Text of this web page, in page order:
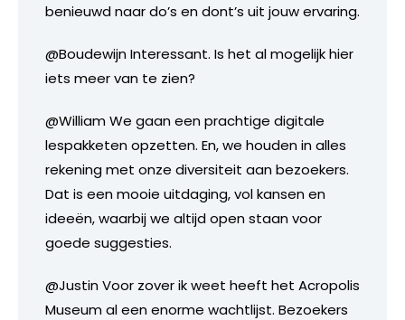
benieuwd naar do’s en dont’s uit jouw ervaring.
@Boudewijn Interessant. Is het al mogelijk hier
iets meer van te zien?
@William We gaan een prachtige digitale
lespakketen opzetten. En, we houden in alles
rekening met onze diversiteit aan bezoekers.
Dat is een mooie uitdaging, vol kansen en
ideeën, waarbij we altijd open staan voor
goede suggesties.
@Justin Voor zover ik weet heeft het Acropolis
Museum al een enorme wachtlijst. Bezoekers